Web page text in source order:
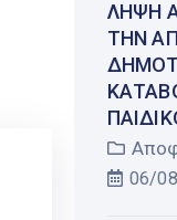
ΛΉΨΗ
ΤΗΝ
06/